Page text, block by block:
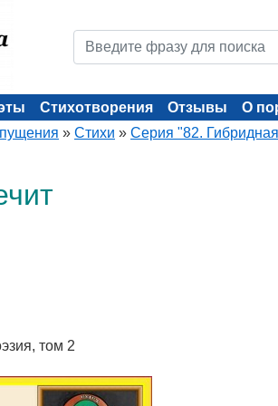
Стихотворения Отзывы О
» Стихи » Серия "82.
том 2